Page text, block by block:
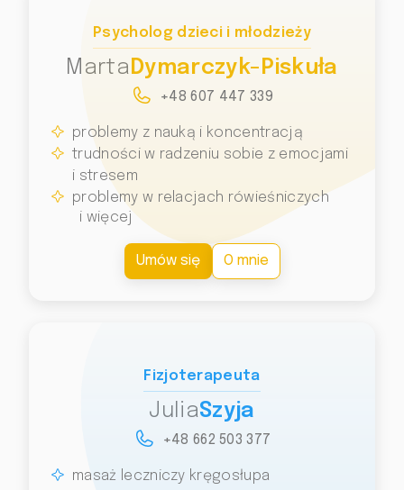
Psycholog dzieci i młodzieży
MartaDymarczyk-Piskuła
+48 607 447 339
problemy z nauką i koncentracją
trudności w radzeniu sobie z emocjami
i stresem
problemy w relacjach rówieśniczych
i więcej
Umów się O mnie
Fizjoterapeuta
JuliaSzyja
+48 662 503 377
masaż leczniczy kręgosłupa